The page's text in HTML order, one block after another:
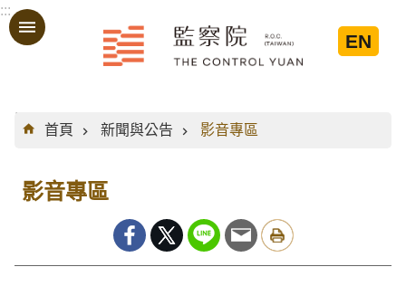
跳到主要內容區塊
:::
EN
:::
首頁
新聞與公告 影音專區
影音專區